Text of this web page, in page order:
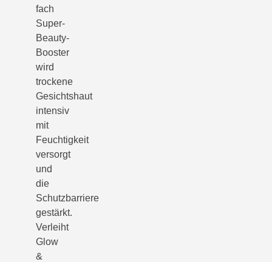
fach
Super-
Beauty-
Booster
wird
trockene
Gesichtshaut
intensiv
mit
Feuchtigkeit
versorgt
und
die
Schutzbarriere
gestärkt.
Verleiht
Glow
&